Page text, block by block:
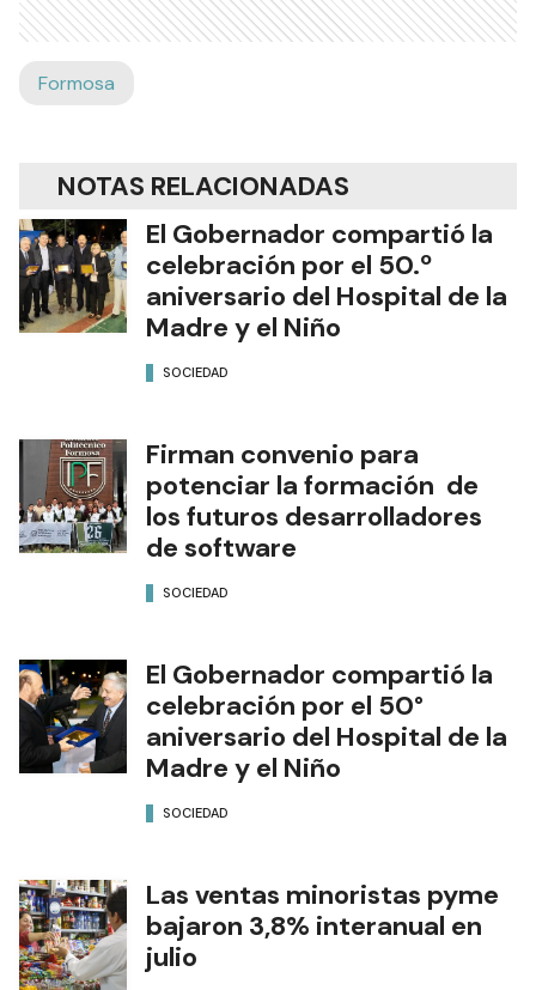
Formosa
NOTAS RELACIONADAS
El Gobernador compartió la
celebración por el 50.º
aniversario del Hospital de la
Madre y el Niño
SOCIEDAD
Firman convenio para
potenciar la formación de
los futuros desarrolladores
de software
SOCIEDAD
El Gobernador compartió la
celebración por el 50°
aniversario del Hospital de la
Madre y el Niño
SOCIEDAD
Las ventas minoristas pyme
bajaron 3,8% interanual en
julio